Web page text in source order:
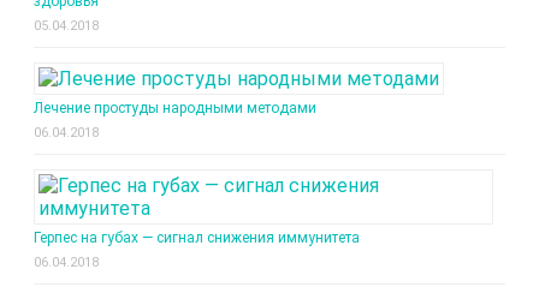
05.04.2018
Лечение простуды народными методами
06.04.2018
Герпес на губах — сигнал снижения иммунитета
06.04.2018